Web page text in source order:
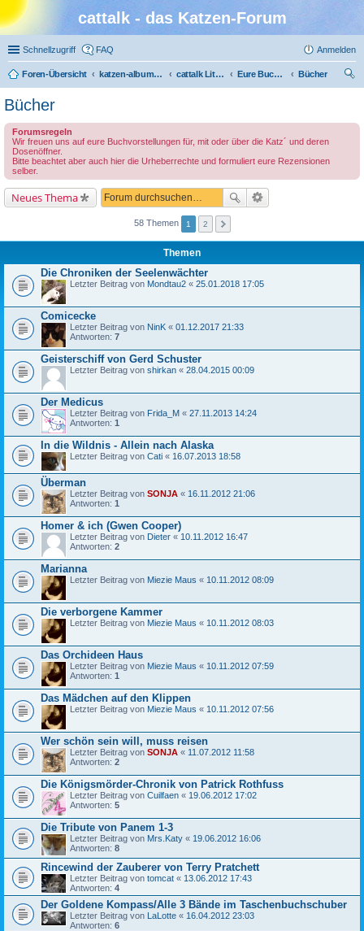
cattalk - das Katzen-Forum
Schnellzugriff FAQ Anmelden
Foren-Übersicht katzen-album.de cattalk Literatur-Café Eure Buchempfehlungen mal ganz ohne Katze
Bücher
Bücher
Forumsregeln
Wir freuen uns auf eure Buchvorstellungen für, mit oder über die Katz´ und deren
Dosenöffner.
Bitte beachtet aber auch hier die Urheberrechte und formuliert eure Rezensionen
selber.
Neues Thema
58 Themen 1 2
Themen
Die Chroniken der Seelenwächter
Letzter Beitrag von Mondtau2 « 25.01.2018 17:05
Comicecke
Letzter Beitrag von NinK « 01.12.2017 21:33
Antworten: 7
Geisterschiff von Gerd Schuster
Letzter Beitrag von shirkan « 28.04.2015 00:09
Der Medicus
Letzter Beitrag von Frida_M « 27.11.2013 14:24
Antworten: 1
In die Wildnis - Allein nach Alaska
Letzter Beitrag von Cati « 16.07.2013 18:58
Überman
Letzter Beitrag von SONJA « 16.11.2012 21:06
Antworten: 1
Homer & ich (Gwen Cooper)
Letzter Beitrag von Dieter « 10.11.2012 16:47
Antworten: 2
Marianna
Letzter Beitrag von Miezie Maus « 10.11.2012 08:09
Die verborgene Kammer
Letzter Beitrag von Miezie Maus « 10.11.2012 08:03
Das Orchideen Haus
Letzter Beitrag von Miezie Maus « 10.11.2012 07:59
Antworten: 1
Das Mädchen auf den Klippen
Letzter Beitrag von Miezie Maus « 10.11.2012 07:56
Wer schön sein will, muss reisen
Letzter Beitrag von SONJA « 11.07.2012 11:58
Antworten: 2
Die Königsmörder-Chronik von Patrick Rothfuss
Letzter Beitrag von Cuilfaen « 19.06.2012 17:02
Antworten: 5
Die Tribute von Panem 1-3
Letzter Beitrag von Mrs.Katy « 19.06.2012 16:06
Antworten: 8
Rincewind der Zauberer von Terry Pratchett
Letzter Beitrag von tomcat « 13.06.2012 17:43
Antworten: 4
Der Goldene Kompass/Alle 3 Bände im Taschenbuchschuber
Letzter Beitrag von LaLotte « 16.04.2012 23:03
Antworten: 6